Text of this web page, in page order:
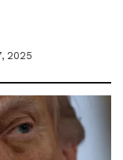
2025